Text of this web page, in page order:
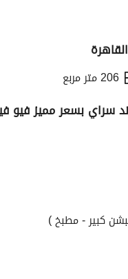
206 متر مربع
سراي بسعر مميز فيو